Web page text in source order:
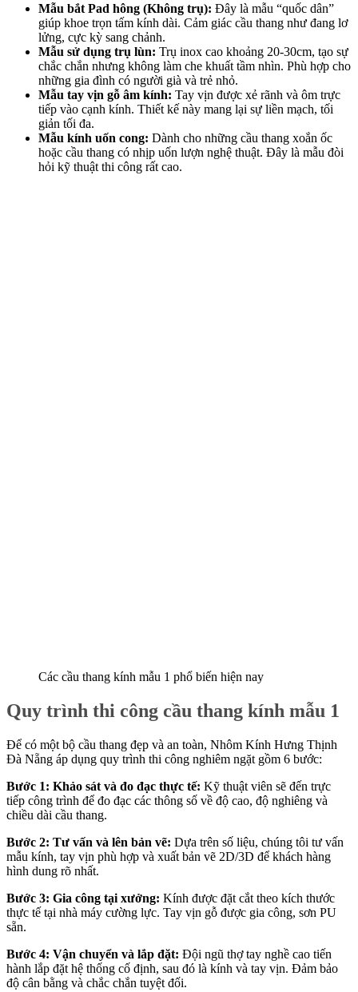
Mẫu bắt Pad hông (Không trụ): Đây là mẫu “quốc dân”
giúp khoe trọn tấm kính dài. Cảm giác cầu thang như đang lơ
lửng, cực kỳ sang chảnh.
Mẫu sử dụng trụ lùn: Trụ inox cao khoảng 20-30cm, tạo sự
chắc chắn nhưng không làm che khuất tầm nhìn. Phù hợp cho
những gia đình có người già và trẻ nhỏ.
Mẫu tay vịn gỗ âm kính: Tay vịn được xẻ rãnh và ôm trực
tiếp vào cạnh kính. Thiết kế này mang lại sự liền mạch, tối
giản tối đa.
Mẫu kính uốn cong: Dành cho những cầu thang xoắn ốc
hoặc cầu thang có nhịp uốn lượn nghệ thuật. Đây là mẫu đòi
hỏi kỹ thuật thi công rất cao.
Các cầu thang kính mẫu 1 phổ biến hiện nay
Quy trình thi công cầu thang kính mẫu 1
Để có một bộ cầu thang đẹp và an toàn, Nhôm Kính Hưng Thịnh
Đà Nẵng áp dụng quy trình thi công nghiêm ngặt gồm 6 bước:
Bước 1: Khảo sát và đo đạc thực tế: Kỹ thuật viên sẽ đến trực
tiếp công trình để đo đạc các thông số về độ cao, độ nghiêng và
chiều dài cầu thang.
Bước 2: Tư vấn và lên bản vẽ: Dựa trên số liệu, chúng tôi tư vấn
mẫu kính, tay vịn phù hợp và xuất bản vẽ 2D/3D để khách hàng
hình dung rõ nhất.
Bước 3: Gia công tại xưởng: Kính được đặt cắt theo kích thước
thực tế tại nhà máy cường lực. Tay vịn gỗ được gia công, sơn PU
sẵn.
Bước 4: Vận chuyển và lắp đặt: Đội ngũ thợ tay nghề cao tiến
hành lắp đặt hệ thống cố định, sau đó là kính và tay vịn. Đảm bảo
độ cân bằng và chắc chắn tuyệt đối.